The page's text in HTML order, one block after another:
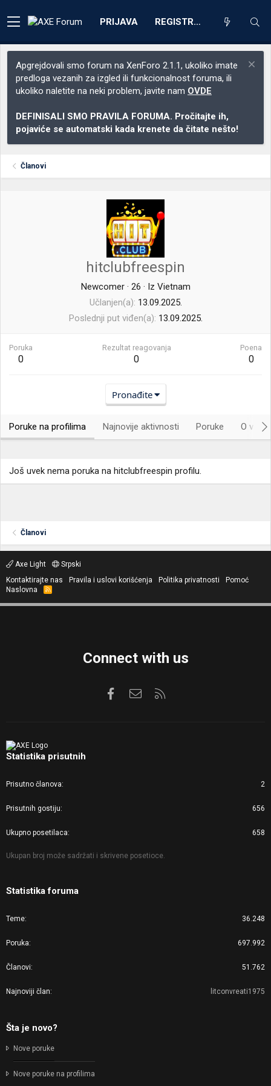
PRIJAVA REGISTRACIJA
Apgrejdovali smo forum na XenForo 2.1.1, ukoliko imate
predloga vezanih za izgled ili funkcionalnost foruma, ili
ukoliko naletite na neki problem, javite nam OVDE
DEFINISALI SMO PRAVILA FORUMA. Pročitajte ih,
pojaviće se automatski kada krenete da čitate nešto!
Članovi
hitclubfreespin
Newcomer · 26 · Iz Vietnam
Učlanjen(a) 13.09.2025.
Poslednji put viđen(a) 13.09.2025.
Poruka
0
Rezultat reagovanja
0
Poena
0
Pronađite
Poruke na profilima Najnovije aktivnosti Poruke O
Još uvek nema poruka na hitclubfreespin profilu.
Članovi
Axe Light
Srpski
Kontaktirajte nas
Pravila i uslovi korišćenja Politika privatnosti
Pomoć
Naslovna
R
S
Connect with us
FacebookKontaktirajte nas
Statistika prisutnih
Prisutno članova 2
Prisutnih gostiju 656
Ukupno posetilaca 658
Ukupan broj može sadržati i skrivene posetioce.
Statistika foruma
Teme 36.248
Poruka 697.992
Članovi 51.762
Najnoviji član litconvreati1975
Šta je novo?
Nove poruke
Nove poruke na profilima